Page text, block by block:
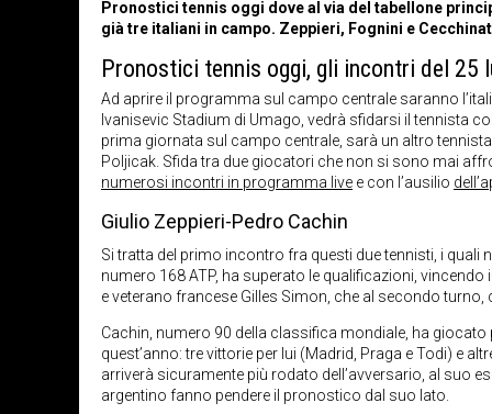
Pronostici tennis oggi dove al via del tabellone
già tre italiani in campo. Zeppieri, Fognini e
Pronostici tennis oggi, gli incontri del 25
Ad aprire il programma sul campo centrale saranno
Ivanisevic Stadium di Umago, vedrà sfidarsi il tennista
prima giornata sul campo centrale, sarà un altro
Poljicak. Sfida tra due giocatori che non si sono mai
numerosi incontri in programma live e con l’ausilio
Giulio Zeppieri-Pedro Cachin
Si tratta del primo incontro fra questi due tennisti, i quali
numero 168 ATP, ha superato le qualificazioni,
e veterano francese Gilles Simon, che al secondo turno,
Cachin, numero 90 della classifica mondiale, ha
quest’anno: tre vittorie per lui (Madrid, Praga e Todi) e
arriverà sicuramente più rodato dell’avversario, al suo
argentino fanno pendere il pronostico dal suo lato.